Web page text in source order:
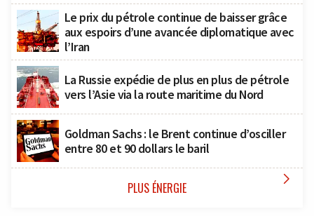
Le prix du pétrole continue de baisser grâce
aux espoirs d’une avancée diplomatique avec
l’Iran
La Russie expédie de plus en plus de pétrole
vers l’Asie via la route maritime du Nord
Goldman Sachs : le Brent continue d’osciller
entre 80 et 90 dollars le baril
PLUS ÉNERGIE 